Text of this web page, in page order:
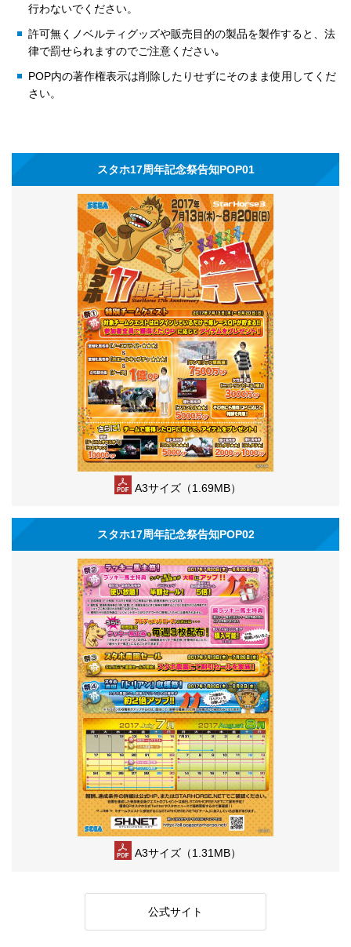
行わないでください。
許可無くノベルティグッズや販売目的の製品を製作すると、法
律で罰せられますのでご注意ください｡
POP内の著作権表示は削除したりせずにそのまま使用してくだ
さい。
スタホ17周年記念祭告知POP01
A3サイズ（1.69MB）
スタホ17周年記念祭告知POP02
A3サイズ（1.31MB）
公式サイト